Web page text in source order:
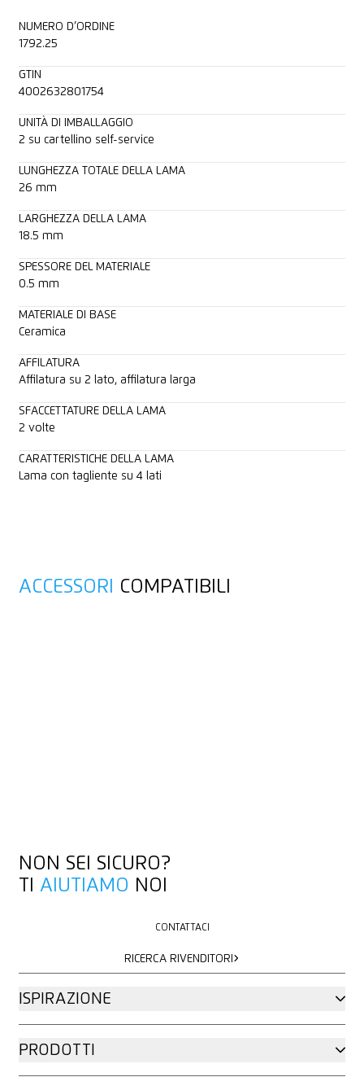
NUMERO D’ORDINE
1792.25
GTIN
4002632801754
UNITÀ DI IMBALLAGGIO
2 su cartellino self-service
LUNGHEZZA TOTALE DELLA LAMA
26 mm
LARGHEZZA DELLA LAMA
18.5 mm
SPESSORE DEL MATERIALE
0.5 mm
MATERIALE DI BASE
Ceramica
AFFILATURA
Affilatura su 2 lato, affilatura larga
SFACCETTATURE DELLA LAMA
2 volte
CARATTERISTICHE DELLA LAMA
Lama con tagliente su 4 lati
ACCESSORI COMPATIBILI
NON SEI SICURO?
TI AIUTIAMO NOI
CONTATTACI
RICERCA RIVENDITORI
ISPIRAZIONE
PRODOTTI